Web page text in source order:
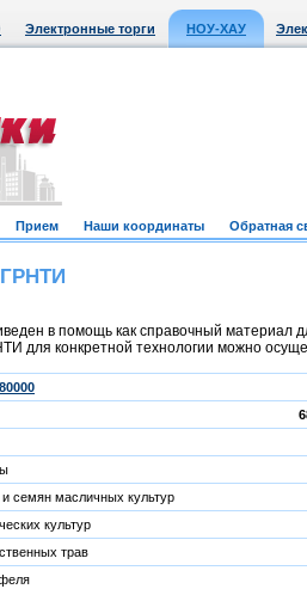
Электронные торги НОУ-ХАУ
Прием Наши координаты Обратная
в помощь как справочный материал
для конкретной технологии можно
и семян масличных культур
культур
трав